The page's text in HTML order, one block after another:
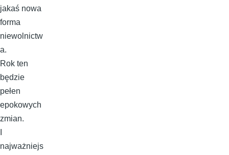
jakaś nowa
forma
niewolnictw
a.
Rok ten
będzie
pełen
epokowych
zmian.
najważniejs